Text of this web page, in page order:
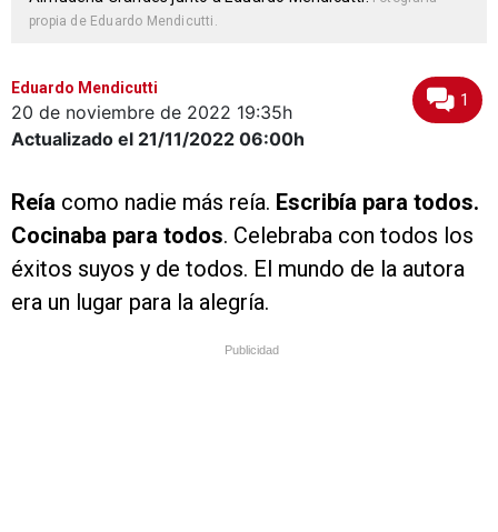
propia de Eduardo Mendicutti.
Eduardo Mendicutti
20 de noviembre de 2022 19:35h
Actualizado el 21/11/2022 06:00h
1
Reía como nadie más reía. Escribía para todos.
Cocinaba para todos. Celebraba con todos los
éxitos suyos y de todos. El mundo de la autora
era un lugar para la alegría.
Publicidad